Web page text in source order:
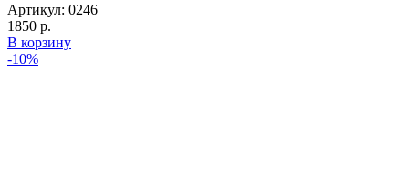
Артикул: 0246
1850 р.
В корзину
-10%